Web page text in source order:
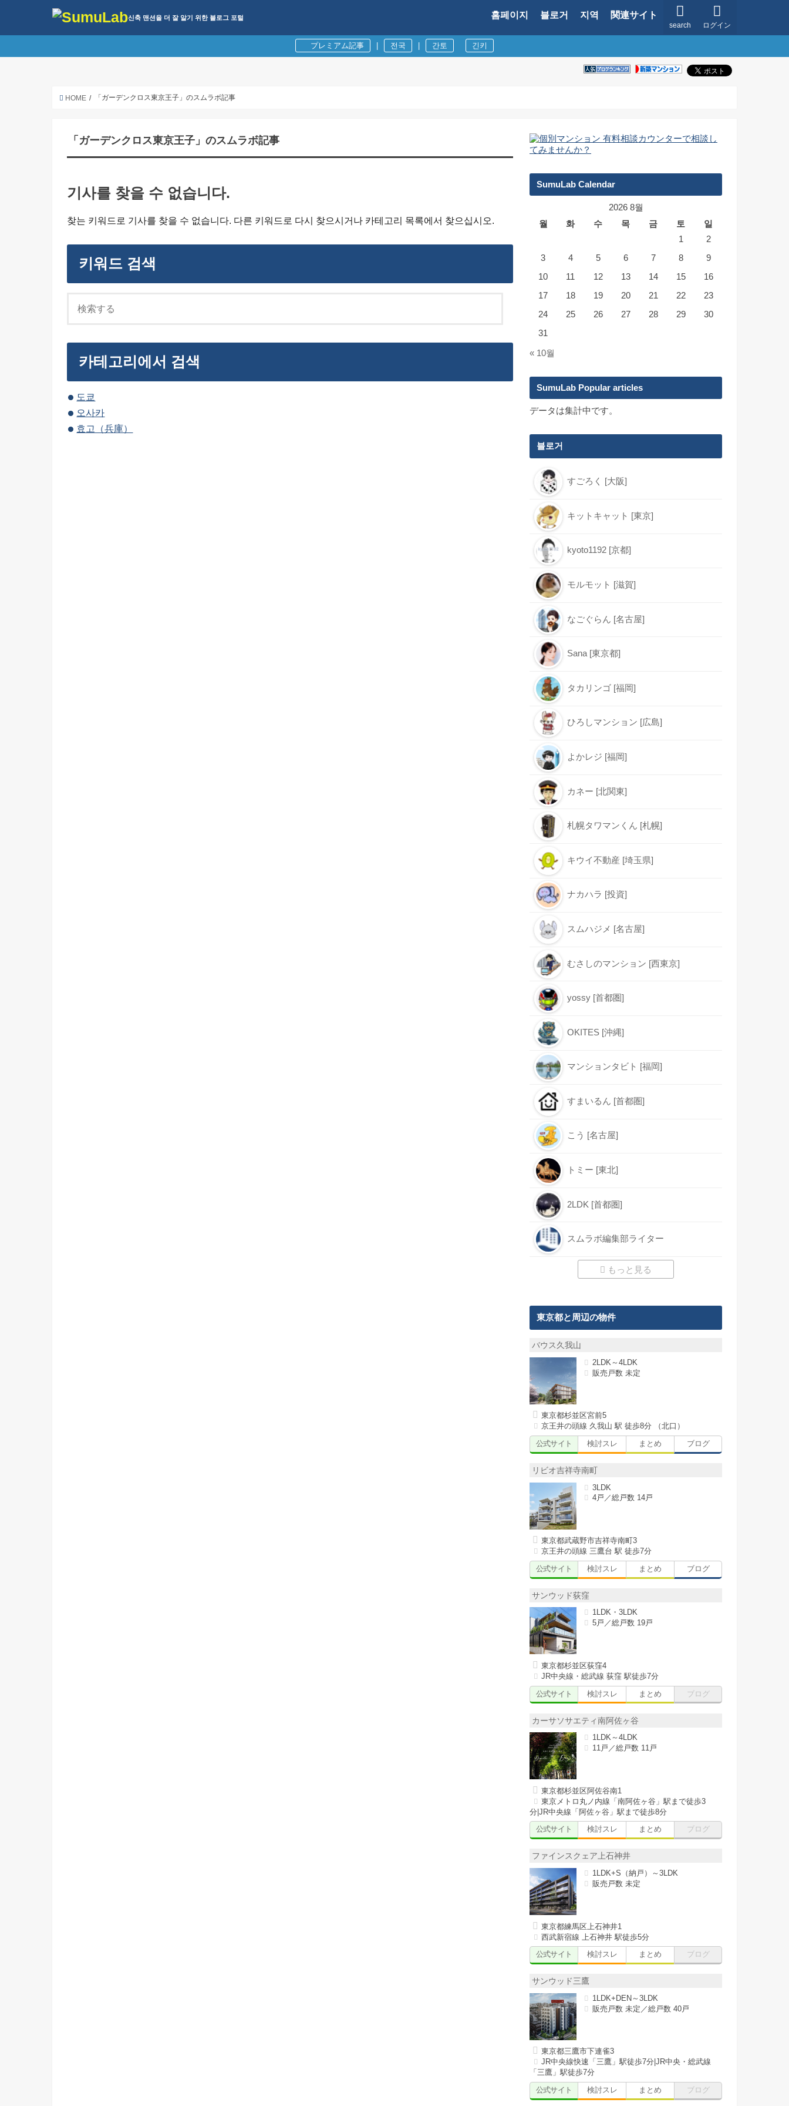
신축 맨션을 더 잘 알기 위한 블로그 포털
ログイン
search
홈페이지 블로거 지역 関連サイト
プレミアム記事 전국 간토 긴키
HOME 「ガーデンクロス東京王子」のスムラボ記事
「ガーデンクロス東京王子」のスムラボ記事
기사를 찾을 수 없습니다.
찾는 키워드로 기사를 찾을 수 없습니다. 다른 키워드로 다시 찾으시거나 카테고리 목록에서 찾으십시오.
키워드 검색
카테고리에서 검색
도쿄
오사카
효고（兵庫）
SumuLab Calendar
2026 8월
월
화 수 목 금 토
일
1
2
3
4 5 6 7 8
9
10
11 12 13 14 15
16
17
18 19 20 21 22
23
24
25 26 27 28 29
30
31
« 10월
SumuLab Popular articles
データは集計中です。
블로거
すごろく [大阪]
キットキャット [東京]
kyoto1192 [京都]
モルモット [滋賀]
なごぐらん [名古屋]
Sana [東京都]
タカリンゴ [福岡]
ひろしマンション [広島]
よかレジ [福岡]
カネー [北関東]
札幌タワマンくん [札幌]
キウイ不動産 [埼玉県]
ナカハラ [投資]
スムハジメ [名古屋]
むさしのマンション [西東京]
yossy [首都圏]
OKITES [沖縄]
マンションタビト [福岡]
すまいるん [首都圏]
こう [名古屋]
トミー [東北]
2LDK [首都圏]
スムラボ編集部ライター
もっと見る
東京都と周辺の物件
バウス久我山
2LDK～4LDK
販売戸数 未定
東京都杉並区宮前5
京王井の頭線 久我山 駅 徒歩8分 （北口）
公式サイト
検討スレ まとめ ブログ
リビオ吉祥寺南町
3LDK
4戸／総戸数 14戸
東京都武蔵野市吉祥寺南町3
京王井の頭線 三鷹台 駅 徒歩7分
公式サイト
検討スレ まとめ ブログ
サンウッド荻窪
1LDK・3LDK
5戸／総戸数 19戸
東京都杉並区荻窪4
JR中央線・総武線 荻窪 駅徒歩7分
公式サイト
検討スレ まとめ ブログ
カーサソサエティ南阿佐ヶ谷
1LDK～4LDK
11戸／総戸数 11戸
東京都杉並区阿佐谷南1
東京メトロ丸ノ内線「南阿佐ヶ谷」駅まで徒歩3
分|JR中央線「阿佐ヶ谷」駅まで徒歩8分
公式サイト
検討スレ まとめ ブログ
ファインスクェア上石神井
1LDK+S（納戸）～3LDK
販売戸数 未定
東京都練馬区上石神井1
西武新宿線 上石神井 駅徒歩5分
公式サイト
検討スレ まとめ ブログ
サンウッド三鷹
1LDK+DEN～3LDK
販売戸数 未定／総戸数 40戸
東京都三鷹市下連雀3
JR中央線快速「三鷹」駅徒歩7分|JR中央・総武線
「三鷹」駅徒歩7分
公式サイト
検討スレ まとめ ブログ